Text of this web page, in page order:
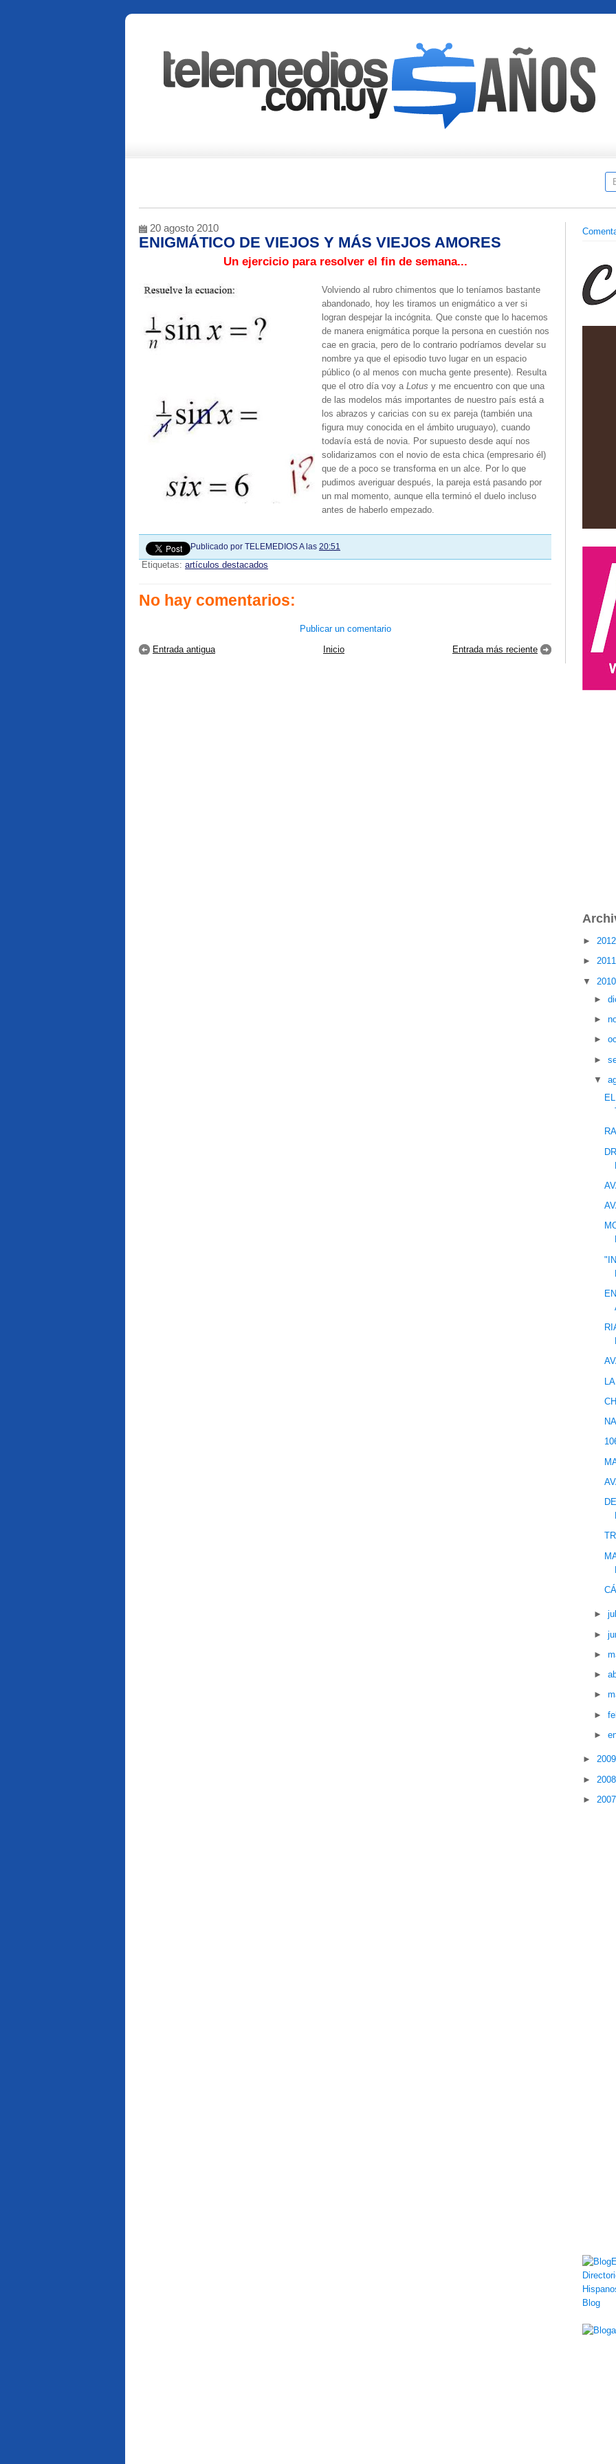
20 agosto 2010
ENIGMÁTICO DE VIEJOS Y MÁS VIEJOS AMORES
Un ejercicio para resolver el fin de semana...
Volviendo al rubro chimentos que lo teníamos bastante
abandonado, hoy les tiramos un enigmático a ver si
logran despejar la incógnita. Que conste que lo hacemos
de manera enigmática porque la persona en cuestión nos
cae en gracia, pero de lo contrario podríamos develar su
nombre ya que el episodio tuvo lugar en un espacio
público (o al menos con mucha gente presente). Resulta
que el otro día voy a Lotus y me encuentro con que una
de las modelos más importantes de nuestro país está a
los abrazos y caricias con su ex pareja (también una
figura muy conocida en el ámbito uruguayo), cuando
todavía está de novia. Por supuesto desde aquí nos
solidarizamos con el novio de esta chica (empresario él)
que de a poco se transforma en un alce. Por lo que
pudimos averiguar después, la pareja está pasando por
un mal momento, aunque ella terminó el duelo incluso
antes de haberlo empezado.
Publicado por TELEMEDIOSA las 20:51
Etiquetas: artículos destacados
No hay comentarios:
Publicar un comentario
Entrada más reciente
Entrada antigua Inicio
►
►
▼
►
►
►
►
▼
►
►
►
►
►
►
►
►
►
►